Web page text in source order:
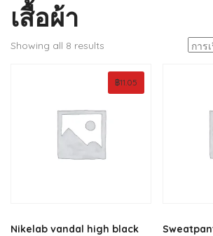
เสื้อผ้า
Showing all 8 results
Nikelab vandal high black
฿11.05